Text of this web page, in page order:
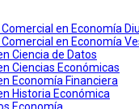
Comercial en Economía
Comercial en Economía
Ciencia de Datos
Ciencias Económicas
Economía Financiera
Historia Económica
Economía